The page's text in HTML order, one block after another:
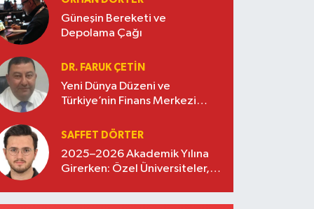
Güneşin Bereketi ve
Depolama Çağı
DR. FARUK ÇETİN
Yeni Dünya Düzeni ve
Türkiye’nin Finans Merkezi
SAFFET DÖRTER
2025–2026 Akademik Yılına
Girerken: Özel Üniversiteler,